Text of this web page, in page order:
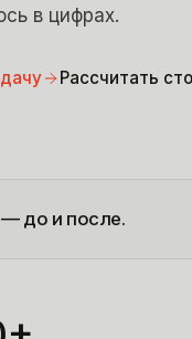
в цифрах.
Рассчитать
до и после.